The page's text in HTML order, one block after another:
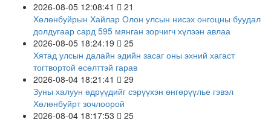
2026-08-05 12:08:41
21
Хөлөнбуйрын Хайлар Олон улсын нисэх онгоцны буудал
долдугаар сард 595 мянган зорчигч хүлээн авлаа
2026-08-05 18:24:19
25
Хятад улсын далайн эдийн засаг оны эхний хагаст
тогтвортой өсөлттэй гарав
2026-08-04 18:21:41
29
Зуны халуун өдрүүдийг сэрүүхэн өнгөрүүлье гэвэл
Хөлөнбуйрт зочлоорой
2026-08-04 18:17:53
25